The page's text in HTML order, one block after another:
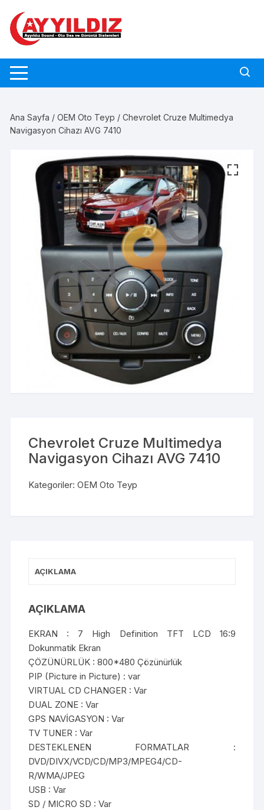
content
Ana Sayfa /OEM Oto Teyp / Chevrolet Cruze Multimedya
Navigasyon Cihazı AVG 7410
Chevrolet Cruze Multimedya
Navigasyon Cihazı AVG 7410
Kategoriler:OEM Oto Teyp
AÇIKLAMA
AÇIKLAMA
EKRAN : 7 High Definition TFT LCD 16:9
Dokunmatik Ekran
ÇÖZÜNÜRLÜK : 800*480 Çözünürlük
PIP (Picture in Picture) : var
VIRTUAL CD CHANGER : Var
DUAL ZONE : Var
GPS NAVİGASYON : Var
TV TUNER : Var
DESTEKLENEN FORMATLAR :
DVD/DIVX/VCD/CD/MP3/MPEG4/CD-
R/WMA/JPEG
USB : Var
SD / MICRO SD : Var